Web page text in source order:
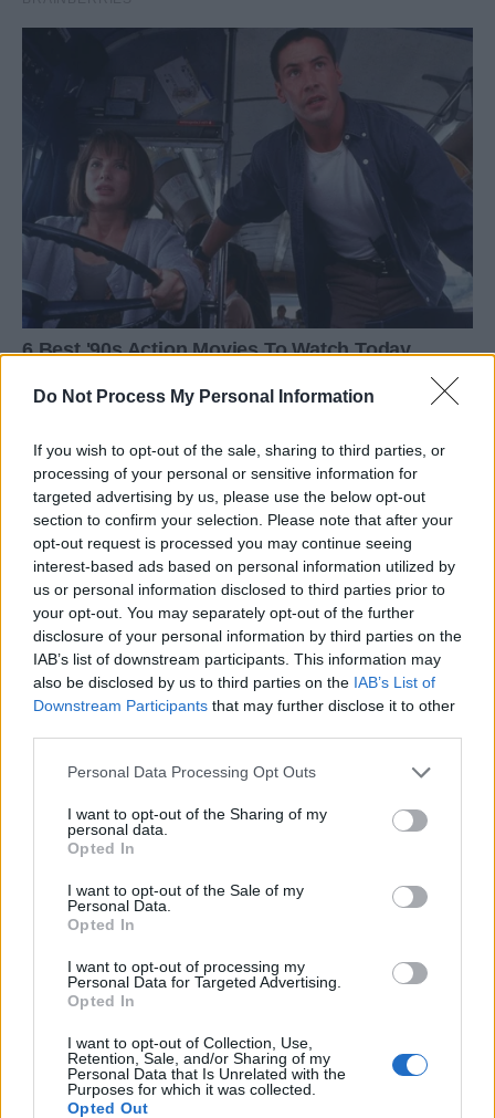
Do Not Process My Personal Information
If you wish to opt-out of the sale, sharing to third parties, or
processing of your personal or sensitive information for
targeted advertising by us, please use the below opt-out
section to confirm your selection. Please note that after your
opt-out request is processed you may continue seeing
interest-based ads based on personal information utilized by
us or personal information disclosed to third parties prior to
your opt-out. You may separately opt-out of the further
disclosure of your personal information by third parties on the
IAB’s list of downstream participants. This information may
also be disclosed by us to third parties on the IAB’s List of
Downstream Participants that may further disclose it to other
Personal Data Processing Opt Outs
I want to opt-out of the Sharing of my
personal data.
Opted In
I want to opt-out of the Sale of my
Personal Data.
Opted In
I want to opt-out of processing my
Personal Data for Targeted Advertising.
Opted In
I want to opt-out of Collection, Use,
Retention, Sale, and/or Sharing of my
Personal Data that Is Unrelated with the
Purposes for which it was collected.
Opted Out